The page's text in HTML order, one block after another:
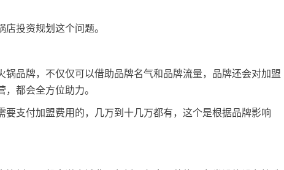
投资规划这个问题。
品牌，不仅仅可以借助品牌名气和品牌流量，品牌还会对加盟
都会全方位助力。
支付加盟费用的，几万到十几万都有，这个是根据品牌影响